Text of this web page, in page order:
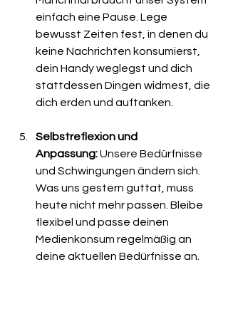
einfach eine Pause. Lege
bewusst Zeiten fest, in denen du
keine Nachrichten konsumierst,
dein Handy weglegst und dich
stattdessen Dingen widmest, die
dich erden und auftanken.
Selbstreflexion und
Anpassung: Unsere Bedürfnisse
und Schwingungen ändern sich.
Was uns gestern guttat, muss
heute nicht mehr passen. Bleibe
flexibel und passe deinen
Medienkonsum regelmäßig an
deine aktuellen Bedürfnisse an.